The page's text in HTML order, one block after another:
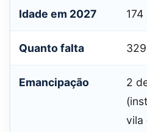
Idade em 2027
Quanto falta
Emancipação
2
vila